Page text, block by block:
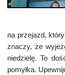
na przejazd,
znaczy, że
niedzielę. To
pomyłka.